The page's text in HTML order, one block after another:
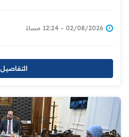
02/08/2026 - 12:24 مساءً
التفاصيل